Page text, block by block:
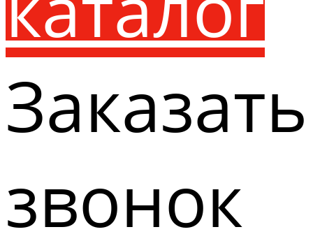
Заказать
звонок